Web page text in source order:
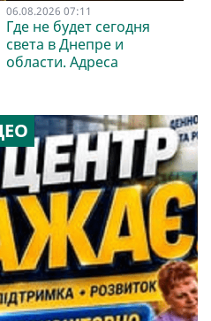
06.08.2026 07:11
Где не будет сегодня
света в Днепре и
области. Адреса